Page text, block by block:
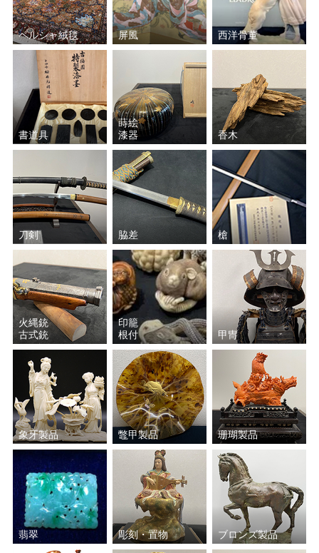
ペルシャ絨毯 屏風 西洋骨董
書道具
蒔絵
漆器
香木
刀剣 脇差 槍
火縄銃
古式銃
印籠
根付
甲冑
象牙製品 鼈甲製品 珊瑚製品
翡翠 彫刻・置物 ブロンズ製品